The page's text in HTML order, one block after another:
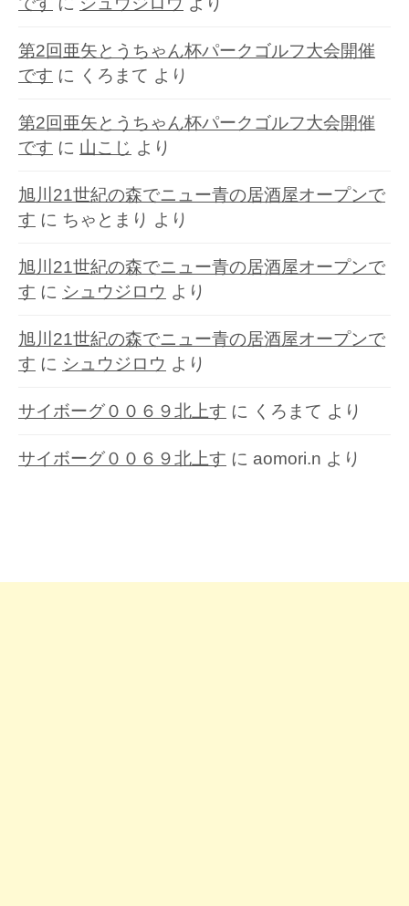
第2回亜矢とうちゃん杯パークゴルフ大会開催
です に くろまて より
第2回亜矢とうちゃん杯パークゴルフ大会開催
です に 山こじ より
旭川21世紀の森でニュー青の居酒屋オープンで
す に ちゃとまり より
旭川21世紀の森でニュー青の居酒屋オープンで
す に シュウジロウ より
旭川21世紀の森でニュー青の居酒屋オープンで
す に シュウジロウ より
サイボーグ００６９北上す に くろまて より
サイボーグ００６９北上す に aomori.n より